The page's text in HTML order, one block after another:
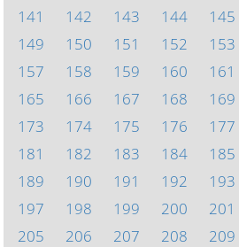
141
142 143 144 145
149
150 151 152 153
157
158 159 160 161
165
166 167 168 169
173
174 175 176 177
181
182 183 184 185
189
190 191 192 193
197
198 199 200 201
205
206 207 208 209